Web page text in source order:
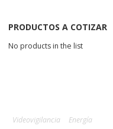
PRODUCTOS A COTIZAR
No products in the list
Videovigilancia
Energía